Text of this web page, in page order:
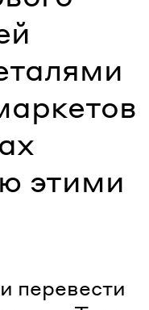
этими
перевести